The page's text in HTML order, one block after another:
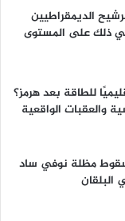
الديمقراطيين
ذلك على المستوى
للطاقة بعد هرمز؟
والعقبات الواقعية
سقوط مظلة نوفي ساد
البلقان